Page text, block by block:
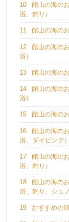
10
館山の海の
浴、釣り）
11 館山の海の
12
館山の海の
浴）
13 館山の海の
14
館山の海の
浴）
15 館山の海の
16
館山の海の
浴、ダイビング）
17
館山の海の
浴、釣り）
18
館山の海の
浴、釣り、シュ
19 おすすめの